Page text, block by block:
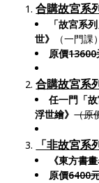
合購故宮系
「故宮系
世》
（一門課）
原價13600
合購故宮系
任一門「
浮世繪》（原
「非故宮系
《東方書
原價6400